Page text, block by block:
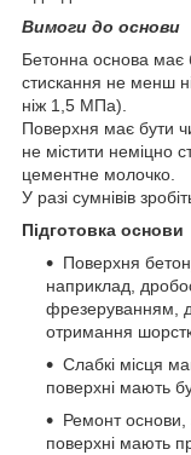
Вимоги до основи
Бетонна основа має
стискання не менш
ніж 1,5 МПа).
Поверхня має бути
не містити неміцно
цементне молочко.
У разі сумнівів
Підготовка основи
Поверхня
наприклад,
фрезеруванням,
отримання
Слабкі місця
поверхні мають
Ремонт основи,
поверхні мають